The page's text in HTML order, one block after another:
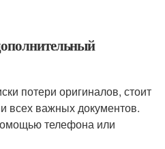
потери оригиналов, стоит
всех важных документов.
телефона или